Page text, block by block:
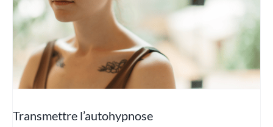
Hypnose et Poids (Maigrir avec l’hypnose)
Hypnose et sexo
Hypnose et Sommeil
Transmettre l’autohypnose